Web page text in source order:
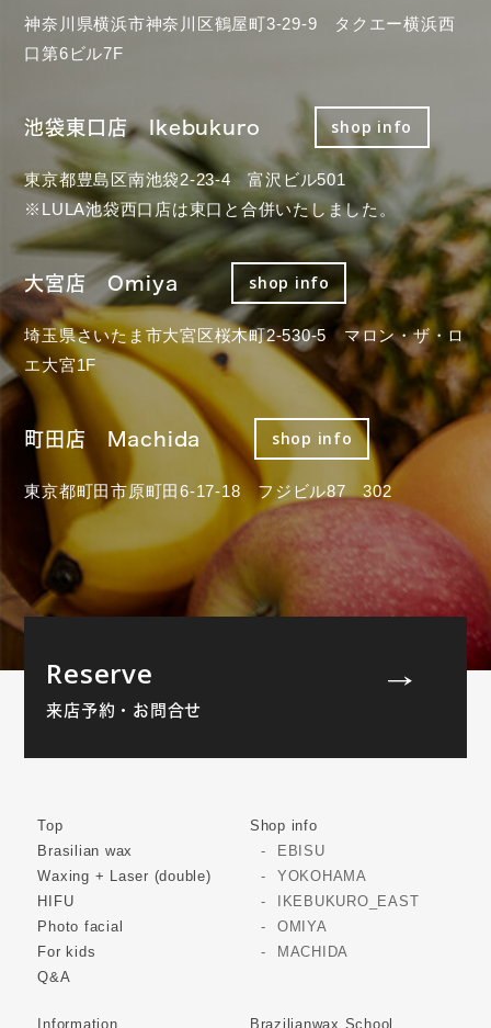
神奈川県横浜市神奈川区鶴屋町3-29-9 タクエー横浜西
口第6ビル7F
池袋東口店 Ikebukuro shop info
東京都豊島区南池袋2-23-4 富沢ビル501
※LULA池袋西口店は東口と合併いたしました。
大宮店 Omiya shop info
埼玉県さいたま市大宮区桜木町2-530-5 マロン・ザ・ロ
エ大宮1F
町田店 Machida shop info
東京都町田市原町田6-17-18 フジビル87 302
Reserve
来店予約・お問合せ
Top
Brasilian wax
Waxing + Laser (double)
HIFU
Photo facial
For kids
Q&A
Shop info
EBISU
YOKOHAMA
IKEBUKURO_EAST
OMIYA
MACHIDA
Information Brazilianwax School